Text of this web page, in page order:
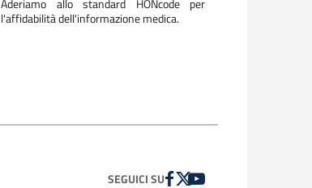
Aderiamo allo standard HONcode per
l'affidabilità dell'informazione medica.
SEGUICI SUFACEBOOK
TWITTER
YOUTUBE